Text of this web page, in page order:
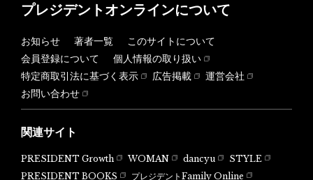
プレジデントオンラインについて
お知らせ 著者一覧
このサイトについて
会員登録について
個人情報の取り扱い
特定商取引法に基づく表示
広告掲載
運営会社
お問い合わせ
関連サイト
PRESIDENT Growth WOMAN dancyu
STYLE
PRESIDENT BOOKS
プレジデントFamily Online